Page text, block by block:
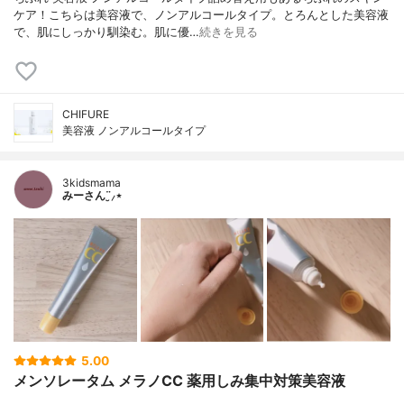
ケア！こちらは美容液で、ノンアルコールタイプ。とろんとした美容液
で、肌にしっかり馴染む。肌に優…続きを見る
CHIFURE
美容液 ノンアルコールタイプ
3kidsmama
みーさん¨̮⸝⋆
5.00
メンソレータム メラノCC 薬用しみ集中対策美容液